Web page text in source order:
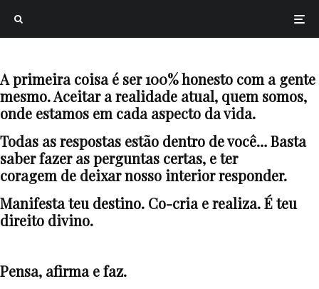
A primeira coisa é ser 100% honesto com a gente
mesmo. Aceitar a realidade atual, quem somos,
onde estamos em cada aspecto da vida.
Todas as respostas estão dentro de você… Basta
saber fazer as perguntas certas, e ter
coragem de deixar nosso interior responder.
Manifesta teu destino. Co-cria e realiza. É teu
direito divino.
Pensa, afirma e faz.